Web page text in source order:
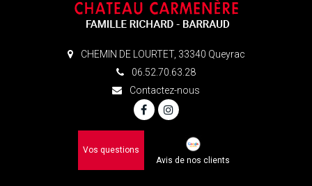
CHEMIN DE LOURTET, 33340 Queyrac
06.52.70.63.28
Contactez-nous
Vos questions
Avis de nos clients